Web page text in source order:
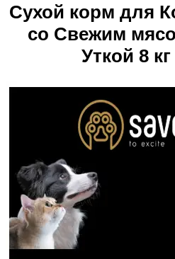
Сухой корм для
со Свежим
Уткой 8